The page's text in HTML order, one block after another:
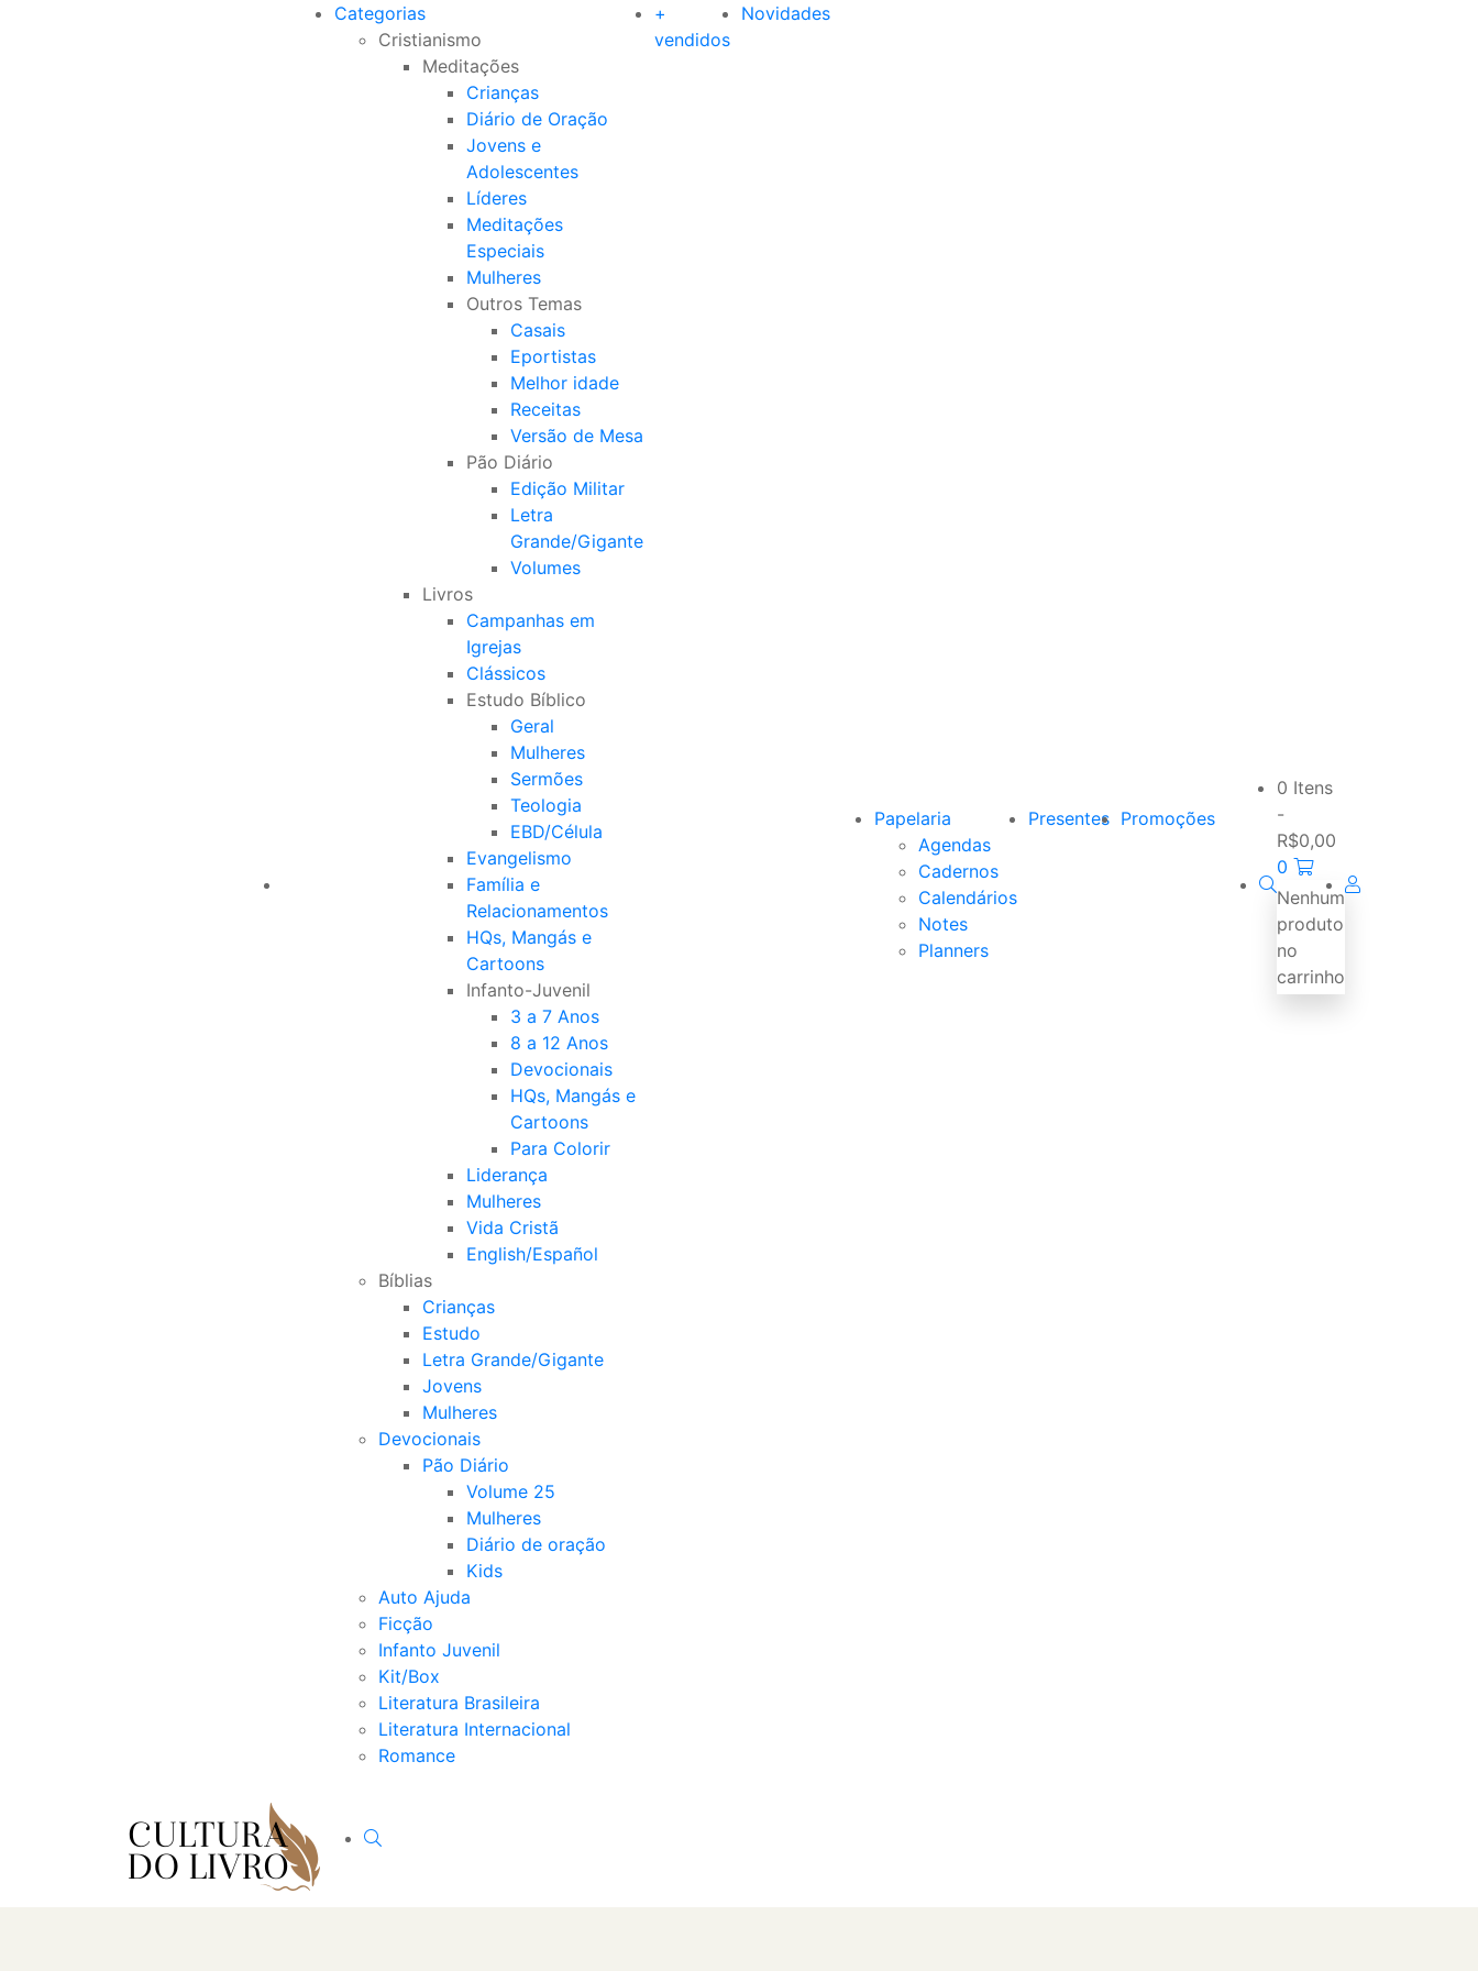
Categorias
Cristianismo
Meditações
Crianças
Diário de Oração
Jovens e
Adolescentes
Líderes
Meditações
Especiais
Mulheres
Outros Temas
Casais
Eportistas
Melhor idade
Receitas
Versão de Mesa
Pão Diário
Edição Militar
Letra
Grande/Gigante
Volumes
Livros
Campanhas em
Igrejas
Clássicos
Estudo Bíblico
Geral
Mulheres
Sermões
Teologia
EBD/Célula
Evangelismo
Família e
Relacionamentos
HQs, Mangás e
Cartoons
Infanto-Juvenil
3 a 7 Anos
8 a 12 Anos
Devocionais
HQs, Mangás e
Cartoons
Para Colorir
Liderança
Mulheres
Vida Cristã
English/Español
Bíblias
Crianças
Estudo
Letra Grande/Gigante
Jovens
Mulheres
Devocionais
Pão Diário
Volume 25
Mulheres
Diário de oração
Kids
Auto Ajuda
Ficção
Infanto Juvenil
Kit/Box
Literatura Brasileira
Literatura Internacional
Romance
+
vendidos
Novidades
Papelaria
Agendas
Cadernos
Calendários
Notes
Planners
Presentes Promoções
0 Itens
-
R$0,00
0
Nenhum
produto
no
carrinho